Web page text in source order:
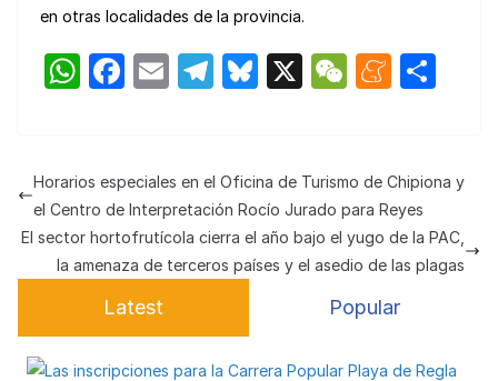
en otras localidades de la provincia.
W
s
A
p
p
F
e
b
o
o
k
E
T
gr
a
m
Bl
s
k
y
X
W
h
at
M
e
a
m
e
p
tir
Horarios especiales en el Oficina de Turismo de Chipiona y
el Centro de Interpretación Rocío Jurado para Reyes
El sector hortofrutícola cierra el año bajo el yugo de la PAC,
la amenaza de terceros países y el asedio de las plagas
Latest Popular